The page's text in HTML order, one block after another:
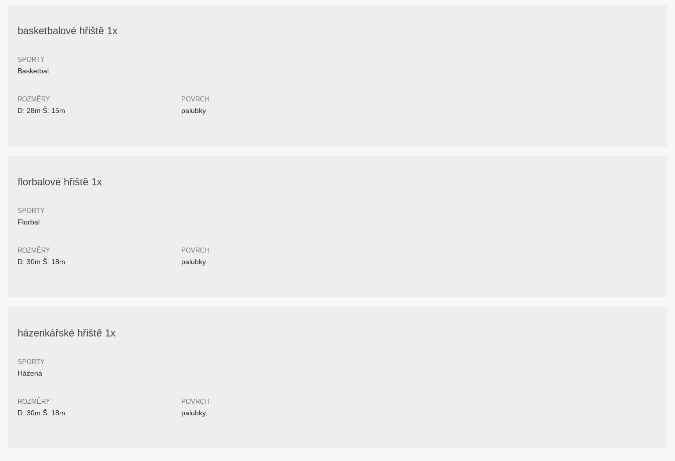
basketbalové hřiště 1x
SPORTY
Basketbal
ROZMĚRY
D: 28m Š: 15m
POVRCH
palubky
florbalové hřiště 1x
SPORTY
Florbal
ROZMĚRY
D: 30m Š: 18m
POVRCH
palubky
házenkářské hřiště 1x
SPORTY
Házená
ROZMĚRY
D: 30m Š: 18m
POVRCH
palubky